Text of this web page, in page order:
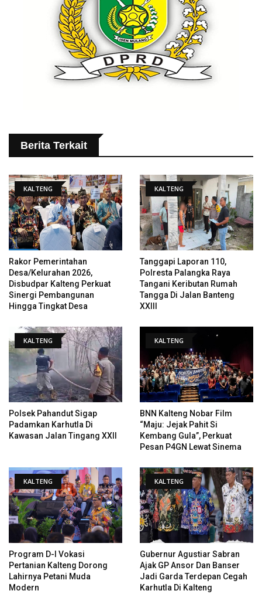
Berita Terkait
KALTENG
Rakor Pemerintahan
Desa/Kelurahan 2026,
Disbudpar Kalteng Perkuat
Sinergi Pembangunan
Hingga Tingkat Desa
KALTENG
Tanggapi Laporan 110,
Polresta Palangka Raya
Tangani Keributan Rumah
Tangga Di Jalan Banteng
XXIII
KALTENG
Polsek Pahandut Sigap
Padamkan Karhutla Di
Kawasan Jalan Tingang XXII
KALTENG
BNN Kalteng Nobar Film
“Maju: Jejak Pahit Si
Kembang Gula”, Perkuat
Pesan P4GN Lewat Sinema
KALTENG
Program D-I Vokasi
Pertanian Kalteng Dorong
Lahirnya Petani Muda
Modern
KALTENG
Gubernur Agustiar Sabran
Ajak GP Ansor Dan Banser
Jadi Garda Terdepan Cegah
Karhutla Di Kalteng